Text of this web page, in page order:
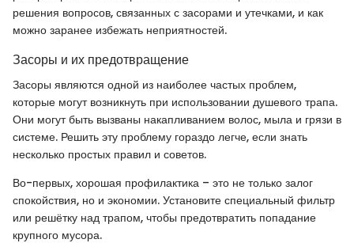
решения вопросов, связанных с засорами и утечками, и как
можно заранее избежать неприятностей.
Засоры и их предотвращение
Засоры являются одной из наиболее частых проблем,
которые могут возникнуть при использовании душевого трапа.
Они могут быть вызваны накапливанием волос, мыла и грязи в
системе. Решить эту проблему гораздо легче, если знать
несколько простых правил и советов.
Во-первых, хорошая профилактика – это не только залог
спокойствия, но и экономии. Установите специальный фильтр
или решётку над трапом, чтобы предотвратить попадание
крупного мусора.